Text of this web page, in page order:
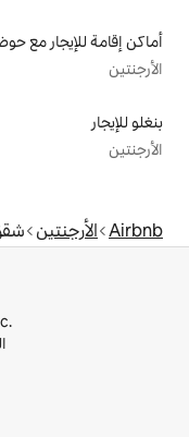
أماكن إقامة للإيجار مع حوض استحمام ساخن
الأرجنتين
عرض المزيد